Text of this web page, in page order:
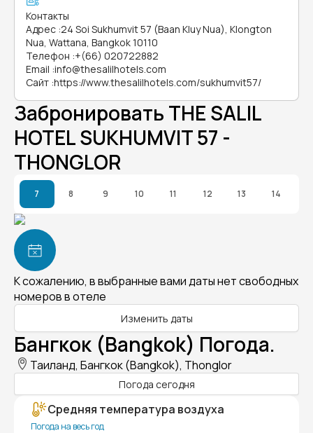
Контакты
Адрес :24 Soi Sukhumvit 57 (Baan Kluy Nua), Klongton
Nua, Wattana, Bangkok 10110
Телефон :+(66) 020722882
Email :info@thesalilhotels.com
Сайт :https://www.thesalilhotels.com/sukhumvit57/
Забронировать THE SALIL
HOTEL SUKHUMVIT 57 -
THONGLOR
7 8 9 10 11 12 13 14
К сожалению, в выбранные вами даты нет свободных
номеров в отеле
Изменить даты
Бангкок (Bangkok) Погода.
Таиланд, Бангкок (Bangkok), Thonglor
Погода сегодня
Средняя температура воздуха
Погода на весь год